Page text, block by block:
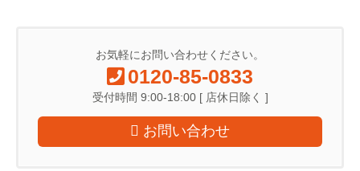
お気軽にお問い合わせください。
0120-85-0833
受付時間 9:00-18:00 [ 店休日除く ]
お問い合わせ